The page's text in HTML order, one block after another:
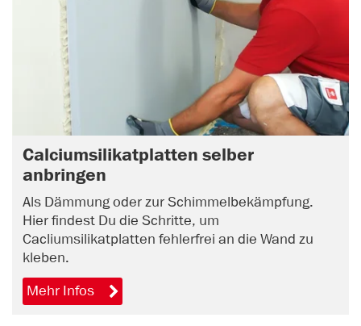
Calciumsilikatplatten selber
anbringen
Als Dämmung oder zur Schimmelbekämpfung.
Hier findest Du die Schritte, um
Cacliumsilikatplatten fehlerfrei an die Wand zu
kleben.
Mehr Infos